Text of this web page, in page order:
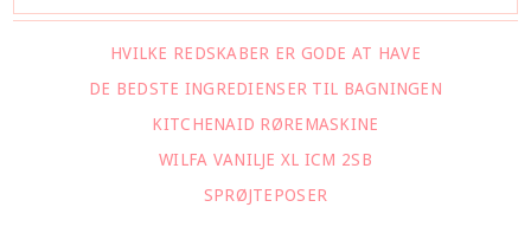
HVILKE REDSKABER ER GODE AT HAVE
DE BEDSTE INGREDIENSER TIL BAGNINGEN
KITCHENAID RØREMASKINE
WILFA VANILJE XL ICM 2SB
SPRØJTEPOSER